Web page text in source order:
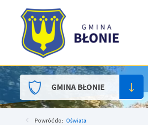
GMINA BŁONIE
Powróć do: Oświata